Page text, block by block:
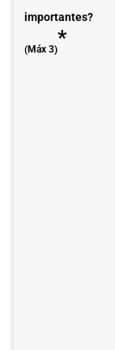
importantes?
(Máx 3)*